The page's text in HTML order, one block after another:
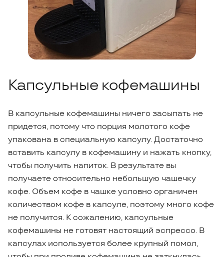
Капсульные кофемашины
В капсульные кофемашины ничего засыпать не
придется, потому что порция молотого кофе
упакована в специальную капсулу. Достаточно
вставить капсулу в кофемашину и нажать кнопку,
чтобы получить напиток. В результате вы
получаете относительно небольшую чашечку
кофе. Объем кофе в чашке условно органичен
количеством кофе в капсуле, поэтому много кофе
не получится. К сожалению, капсульные
кофемашины не готовят настоящий эспрессо. В
капсулах используется более крупный помол,